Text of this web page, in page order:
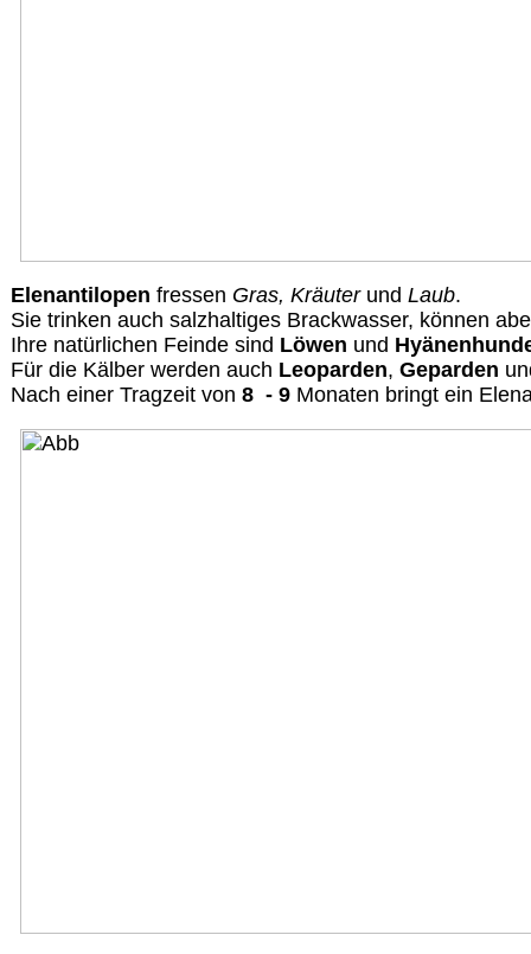
Elenantilopen fressen Gras, Kräuterund Laub.
Sie trinken auch salzhaltiges Brackwasser, können
Ihre natürlichen Feinde sind Löwen und
Für die Kälber werden auch Leoparden, Geparden
Nach einer Tragzeit von 8 - 9 Monaten bringt ein